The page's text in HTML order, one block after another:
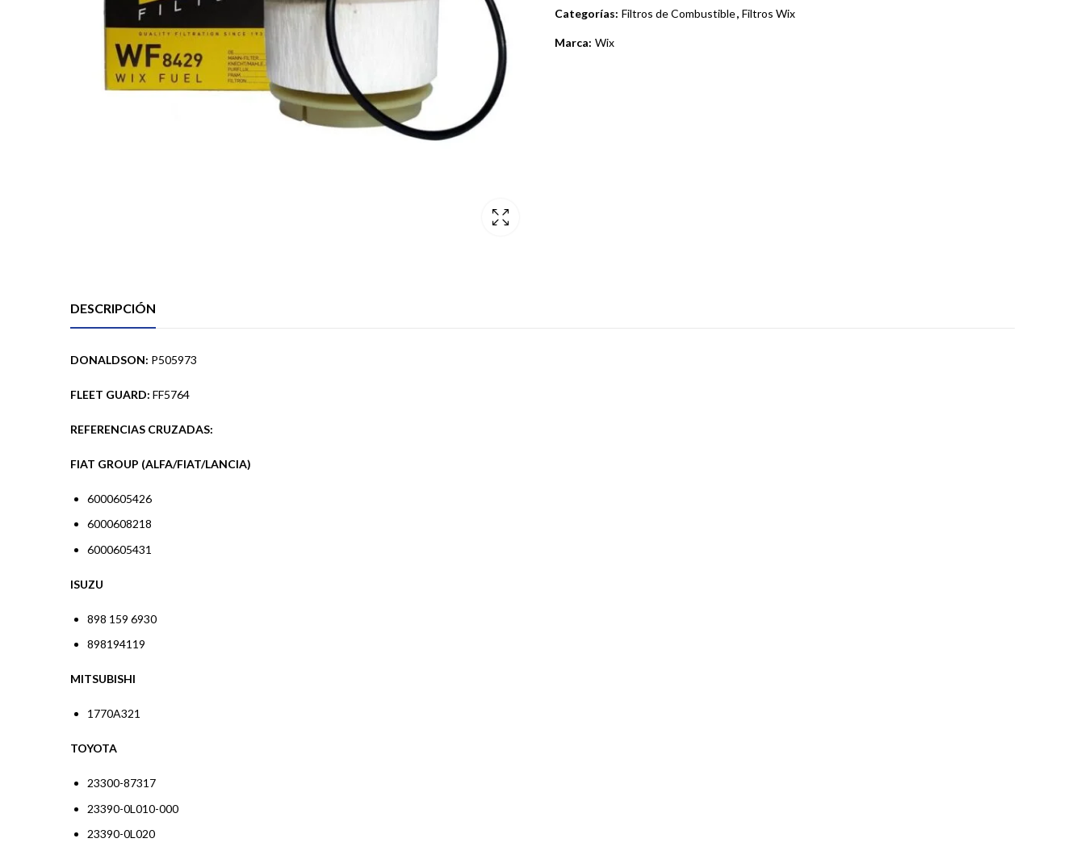
Categorías: Filtros de Combustible, Filtros Wix
Marca: Wix
DESCRIPCIÓN
DONALDSON: P505973
FLEET GUARD: FF5764
REFERENCIAS CRUZADAS:
FIAT GROUP (ALFA/FIAT/LANCIA)
6000605426
6000608218
6000605431
ISUZU
898 159 6930
898194119
MITSUBISHI
1770A321
TOYOTA
23300-87317
23390-0L010-000
23390-0L020